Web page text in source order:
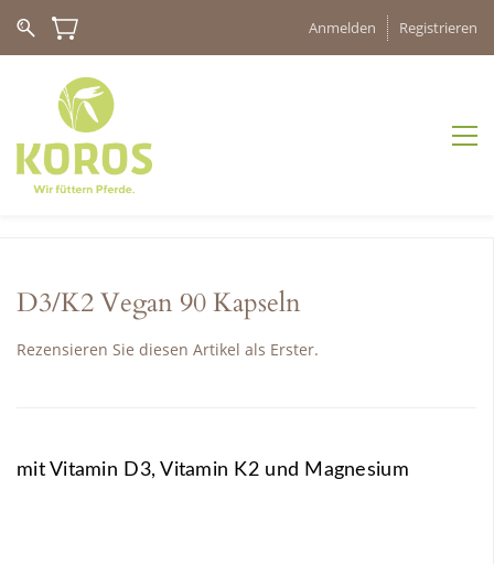
Anmelden Registrieren
D3/K2 Vegan 90 Kapseln
Rezensieren Sie diesen Artikel als Erster.
mit Vitamin D3, Vitamin K2 und Magnesium